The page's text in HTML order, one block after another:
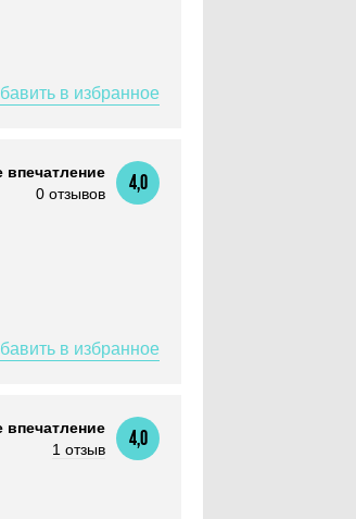
впечатление
0 отзывов
4,0
впечатление
1 отзыв
4,0